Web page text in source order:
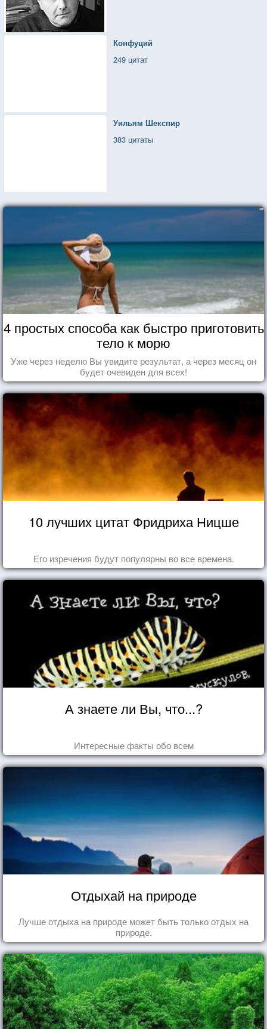
Конфуций
249 цитат
Уильям Шекспир
383 цитаты
4 простых способа как быстро приготовить
тело к морю
Уже через неделю Вы увидите результат, а через месяц он
будет очевиден для всех!
10 лучших цитат Фридриха Ницше
Его изречения будут популярны во все времена.
А знаете ли Вы, что...?
Интересные факты обо всем
Отдыхай на природе
Лучше отдыха на природе может быть только отдых на
природе.